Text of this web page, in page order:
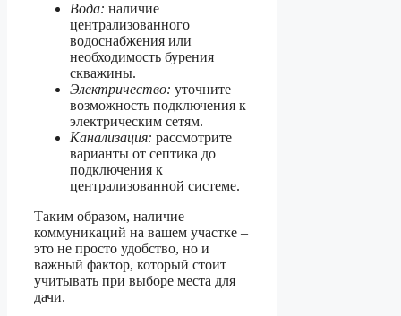
Вода: наличие
централизованного
водоснабжения или
необходимость бурения
скважины.
Электричество: уточните
возможность подключения к
электрическим сетям.
Канализация: рассмотрите
варианты от септика до
подключения к
централизованной системе.
Таким образом, наличие
коммуникаций на вашем участке –
это не просто удобство, но и
важный фактор, который стоит
учитывать при выборе места для
дачи.